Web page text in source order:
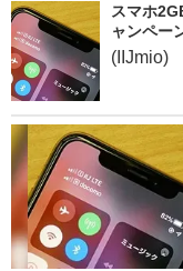
スマホ
ャンペー
(IIJmio)